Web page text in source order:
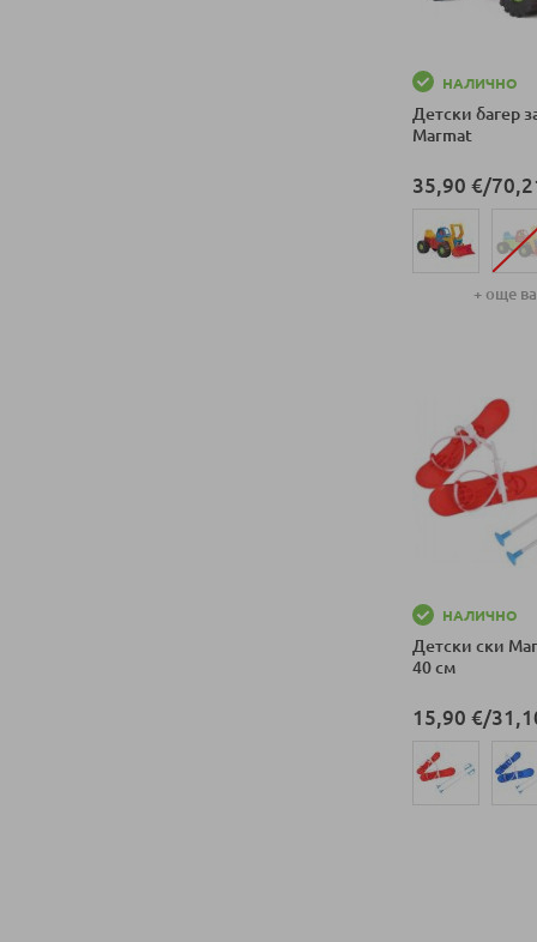
НАЛИЧНО
Детски багер
Marmat
35,90 €/
+ още
НАЛИЧНО
Детски ски
40 см
15,90 €/